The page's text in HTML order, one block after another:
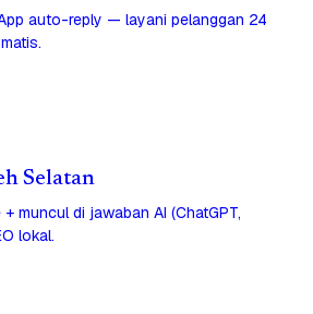
auto-reply — layani pelanggan 24
Selatan
muncul di jawaban AI (ChatGPT,
lokal.